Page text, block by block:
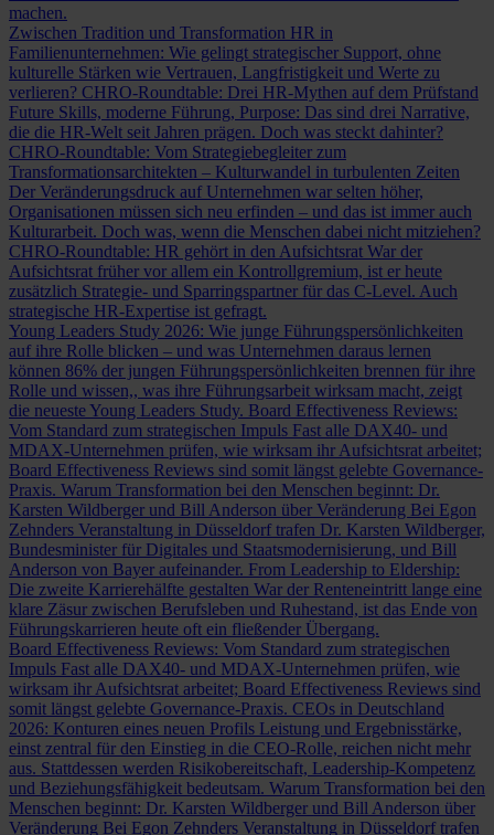
machen.
Zwischen Tradition und Transformation HR in
Familienunternehmen: Wie gelingt strategischer Support, ohne
kulturelle Stärken wie Vertrauen, Langfristigkeit und Werte zu
verlieren? CHRO-Roundtable: Drei HR-Mythen auf dem Prüfstand
Future Skills, moderne Führung, Purpose: Das sind drei Narrative,
die die HR-Welt seit Jahren prägen. Doch was steckt dahinter?
CHRO-Roundtable: Vom Strategiebegleiter zum
Transformationsarchitekten – Kulturwandel in turbulenten Zeiten
Der Veränderungsdruck auf Unternehmen war selten höher,
Organisationen müssen sich neu erfinden – und das ist immer auch
Kulturarbeit. Doch was, wenn die Menschen dabei nicht mitziehen?
CHRO-Roundtable: HR gehört in den Aufsichtsrat War der
Aufsichtsrat früher vor allem ein Kontrollgremium, ist er heute
zusätzlich Strategie- und Sparringspartner für das C-Level. Auch
strategische HR-Expertise ist gefragt.
Young Leaders Study 2026: Wie junge Führungspersönlichkeiten
auf ihre Rolle blicken – und was Unternehmen daraus lernen
können 86% der jungen Führungspersönlichkeiten brennen für ihre
Rolle und wissen,, was ihre Führungsarbeit wirksam macht, zeigt
die neueste Young Leaders Study. Board Effectiveness Reviews:
Vom Standard zum strategischen Impuls Fast alle DAX40- und
MDAX-Unternehmen prüfen, wie wirksam ihr Aufsichtsrat arbeitet;
Board Effectiveness Reviews sind somit längst gelebte Governance-
Praxis. Warum Transformation bei den Menschen beginnt: Dr.
Karsten Wildberger und Bill Anderson über Veränderung Bei Egon
Zehnders Veranstaltung in Düsseldorf trafen Dr. Karsten Wildberger,
Bundesminister für Digitales und Staatsmodernisierung, und Bill
Anderson von Bayer aufeinander. From Leadership to Eldership:
Die zweite Karrierehälfte gestalten War der Renteneintritt lange eine
klare Zäsur zwischen Berufsleben und Ruhestand, ist das Ende von
Führungskarrieren heute oft ein fließender Übergang.
Board Effectiveness Reviews: Vom Standard zum strategischen
Impuls Fast alle DAX40- und MDAX-Unternehmen prüfen, wie
wirksam ihr Aufsichtsrat arbeitet; Board Effectiveness Reviews sind
somit längst gelebte Governance-Praxis. CEOs in Deutschland
2026: Konturen eines neuen Profils Leistung und Ergebnisstärke,
einst zentral für den Einstieg in die CEO-Rolle, reichen nicht mehr
aus. Stattdessen werden Risikobereitschaft, Leadership-Kompetenz
und Beziehungsfähigkeit bedeutsam. Warum Transformation bei den
Menschen beginnt: Dr. Karsten Wildberger und Bill Anderson über
Veränderung Bei Egon Zehnders Veranstaltung in Düsseldorf trafen